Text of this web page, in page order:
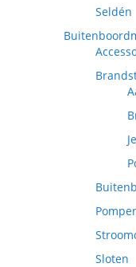
Seldén
Sloten